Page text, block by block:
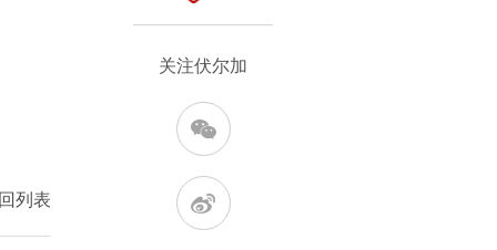
列表
关注伏尔加